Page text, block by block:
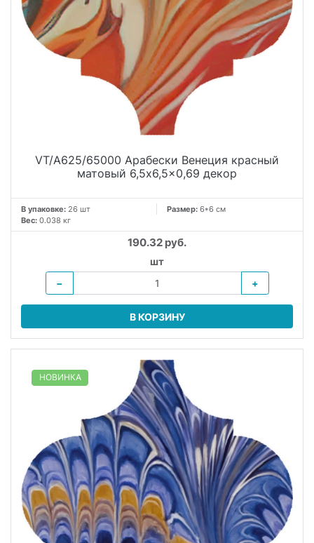
уникальностью арабесок и открывайте новые грани своего
дизайнерского потенциала. Обновленная серия порадует
вас необычными рисунками, улавливающими суть
мраморной бумаги, старинного сувенира из Венеции.
Керамическая плитка Арабески Венеция – это современное
воплощение классической эстетики, она несомненно
украсит дом и создаст неповторимую атмосферу уюта и
VT/A625/65000 Арабески Венеция красный
матовый 6,5x6,5x0,69 декор
В упаковке: 26 шт Размер: 6*6 см
Вес: 0.038 кг
190.32 руб.
шт
−
+
В КОРЗИНУ
НОВИНКА